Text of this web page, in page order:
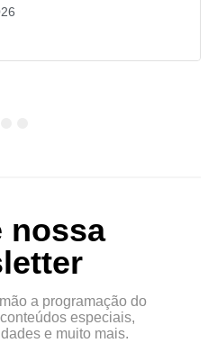
nossa
a programação do
especiais,
e muito mais.